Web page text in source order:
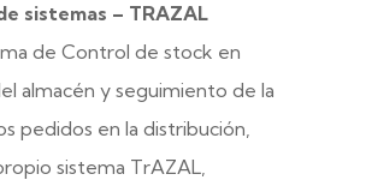
sistemas – TRAZAL
de Control de stock en
almacén y seguimiento de la
pedidos en la distribución,
sistema TrAZAL,